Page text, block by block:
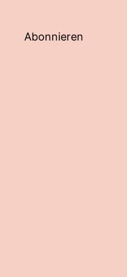
Abonnieren